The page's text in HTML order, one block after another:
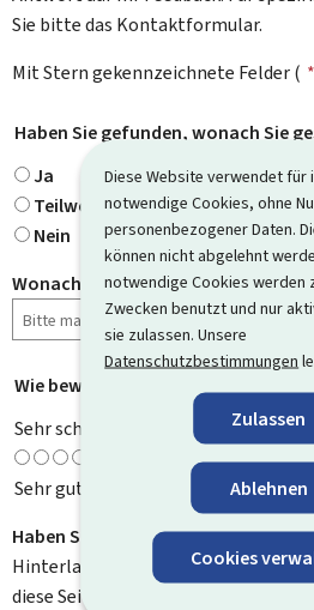
Diese Website verwendet für
notwendige Cookies, ohne
personenbezogener Daten.
können nicht abgelehnt
notwendige Cookies werden
Zwecken benutzt und nur
sie zulassen. Unsere
Datenschutzbestimmungen
Zulassen
Ablehnen
Cookies
Sie bitte das Kontaktformular.
Mit Stern gekennzeichnete Felder ( *
Haben Sie gefunden, wonach Sie
Ja
Teilweise
Nein
Wonach haben Sie gesucht?
Wie bewerten Sie diese Seite?
Sehr schlecht
Sehr gut
Haben Sie
Hinterlassen Sie uns einen
diese Seite zu verbessern. Bitte geben